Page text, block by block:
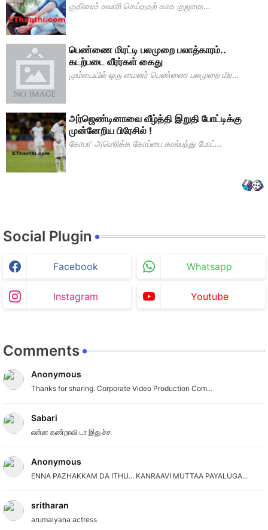
குதிரைச் சவாரி செய்ததற் காக குஜராத...
பெண்ணை மிரட்டி பலமுறை பலாத்காரம்..
கடற்படை வீரர்கள் கைது
மும்பையில் ஒரு மைனர் பெண்ணை பலமுறை மிர...
அர்ஜெண்டினாவை வீழ்த்தி இறுதி போட்டிக்கு
முன்னேறிய பிரேசில் !
கோபா’ அமெரிக்க கோப்பை கால்பந்து போட்...
Social Plugin
Facebook Whatsapp
Instagram Youtube
Comments
Anonymous
Thanks for sharing. Corporate Video Production Com...
Sabari
என்ன கண்றாவி டா இது ச்ச
Anonymous
ENNA PAZHAKKAM DA ITHU... KANRAAVI MUTTAA PAYALUGA...
sritharan
arumaiyana actress